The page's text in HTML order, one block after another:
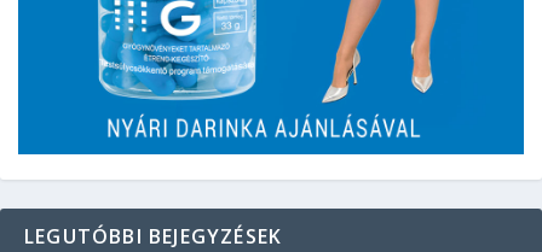
LEGUTÓBBI BEJEGYZÉSEK